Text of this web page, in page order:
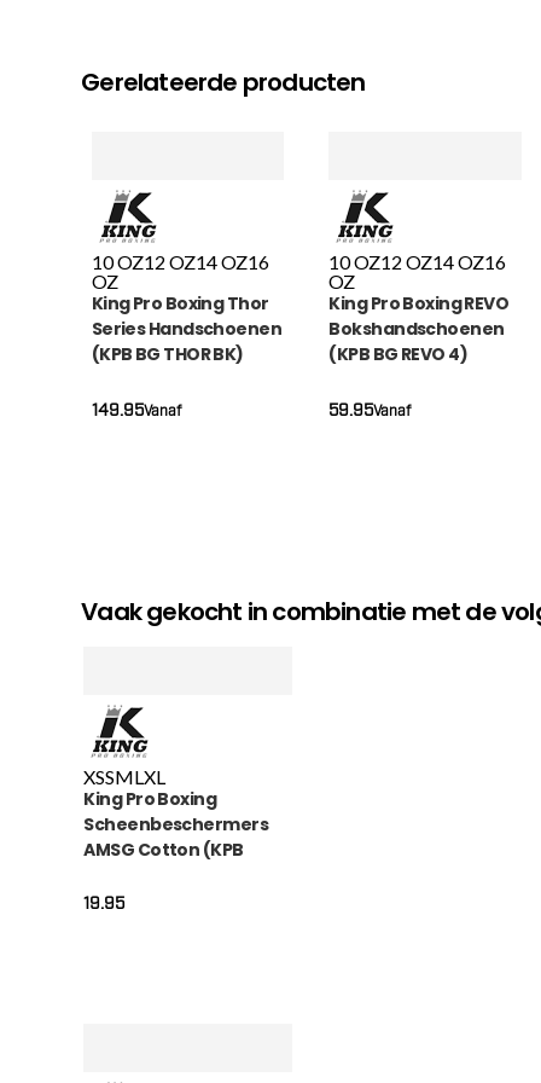
Gerelateerde producten
10 OZ12 OZ14 OZ16
OZ
King Pro Boxing Thor
Series Handschoenen
(KPB BG THOR BK)
Vanaf
149.95
10 OZ12 OZ14 OZ16
OZ
King Pro Boxing REVO
Bokshandschoenen
(KPB BG REVO 4)
Vanaf
59.95
Vaak gekocht in combinatie met de
XSSMLXL
King Pro Boxing
Scheenbeschermers
AMSG Cotton (KPB
19.95